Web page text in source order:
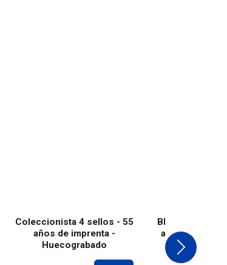
Coleccionista 4 sellos - 55
años de imprenta -
Huecograbado
Bloque de 4
años de la